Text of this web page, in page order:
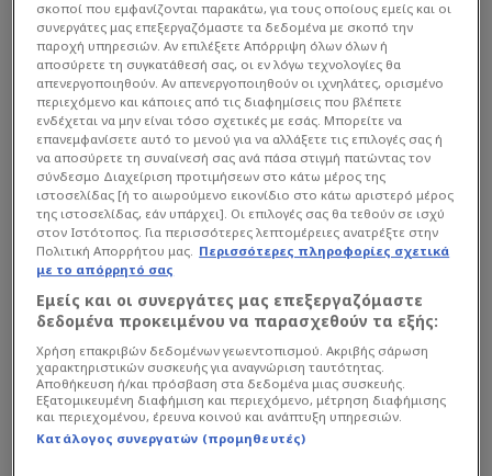
Σύμφωνα με όσα αποκαλύπτει ο κορυφαίος και
πλέον έγκριτος μεταγραφολόγος του πλανήτη,
Φαμπρίτσιο Ρομάνο, δεν πρόκειται για μια
απόφαση της τελευταίας στιγμής.
Ο 56χρονος προπονητής έχει κατασταλάξει
για το μέλλον του εδώ και τουλάχιστον έναν
μήνα. Μάλιστα, έχει φροντίσει να ενημερώσει
προσωπικά τον ιδιοκτήτη και ισχυρό άνδρα
του συλλόγου, Αουρέλιο Ντε Λαουρέντις, ώστε
να μην αιφνιδιαστεί ο προγραμματισμός της
ομάδας ενόψει της νέας χρονιάς.
σκοποί που εμφανίζονται παρακάτω, για τους οποίους εμείς και οι
συνεργάτες μας επεξεργαζόμαστε τα δεδομένα με σκοπό την
παροχή υπηρεσιών. Αν επιλέξετε Απόρριψη όλων όλων ή
αποσύρετε τη συγκατάθεσή σας, οι εν λόγω τεχνολογίες θα
απενεργοποιηθούν. Αν απενεργοποιηθούν οι ιχνηλάτες, ορισμένο
περιεχόμενο και κάποιες από τις διαφημίσεις που βλέπετε
ενδέχεται να μην είναι τόσο σχετικές με εσάς. Μπορείτε να
επανεμφανίσετε αυτό το μενού για να αλλάξετε τις επιλογές σας ή
να αποσύρετε τη συναίνεσή σας ανά πάσα στιγμή πατώντας τον
σύνδεσμο Διαχείριση προτιμήσεων στο κάτω μέρος της
ιστοσελίδας [ή το αιωρούμενο εικονίδιο στο κάτω αριστερό μέρος
της ιστοσελίδας, εάν υπάρχει]. Οι επιλογές σας θα τεθούν σε ισχύ
στον Ιστότοπος. Για περισσότερες λεπτομέρειες ανατρέξτε στην
Πολιτική Απορρήτου μας. Περισσότερες πληροφορίες σχετικά
με το απόρρητό σας
Εμείς και οι συνεργάτες μας επεξεργαζόμαστε
δεδομένα προκειμένου να παρασχεθούν τα εξής:
Χρήση επακριβών δεδομένων γεωεντοπισμού. Ακριβής σάρωση
χαρακτηριστικών συσκευής για αναγνώριση ταυτότητας.
Αποθήκευση ή/και πρόσβαση στα δεδομένα μιας συσκευής.
Εξατομικευμένη διαφήμιση και περιεχόμενο, μέτρηση διαφήμισης
και περιεχομένου, έρευνα κοινού και ανάπτυξη υπηρεσιών.
Κατάλογος συνεργατών (προμηθευτές)